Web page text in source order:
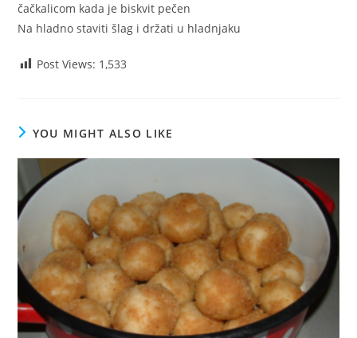
čačkalicom kada je biskvit pečen
Na hladno staviti šlag i držati u hladnjaku
Post Views: 1,533
YOU MIGHT ALSO LIKE